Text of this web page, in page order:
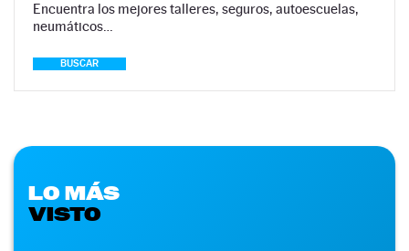
Encuentra los mejores talleres, seguros, autoescuelas,
neumáticos…
BUSCAR
LO MÁS
VISTO